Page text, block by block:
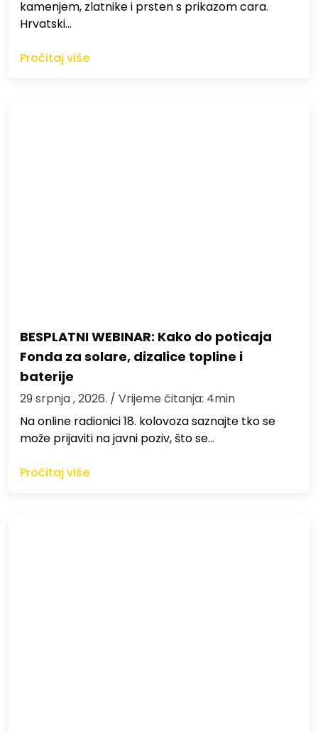
kamenjem, zlatnike i prsten s prikazom cara.
Hrvatski…
Pročitaj više
BESPLATNI WEBINAR: Kako do poticaja
Fonda za solare, dizalice topline i
baterije
29 srpnja , 2026. / Vrijeme čitanja: 4min
Na online radionici 18. kolovoza saznajte tko se
može prijaviti na javni poziv, što se…
Pročitaj više